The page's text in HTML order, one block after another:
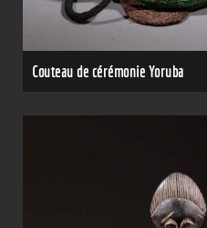
Couteau de cérémonie Yoruba